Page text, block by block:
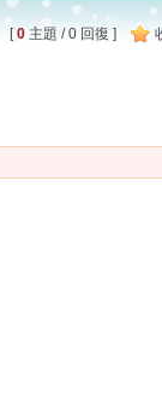
[0 主題 / 0 回復 ]